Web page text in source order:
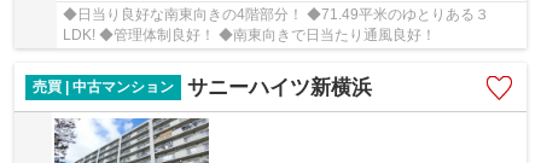
◆日当り良好な南東向きの4階部分！ ◆71.49平米のゆとりある３
LDK! ◆管理体制良好！ ◆南東向きで日当たり通風良好！
売買 | 中古マンション サニーハイツ新横浜